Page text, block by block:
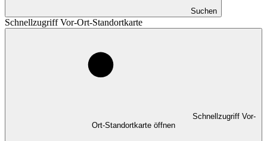
Suchen
Schnellzugriff Vor-Ort-Standortkarte
Schnellzugriff Vor-
Ort-Standortkarte öffnen